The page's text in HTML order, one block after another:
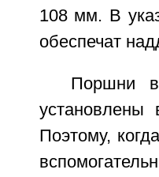
108 мм. В
обеспечат
Поршни в
установлены
Поэтому,